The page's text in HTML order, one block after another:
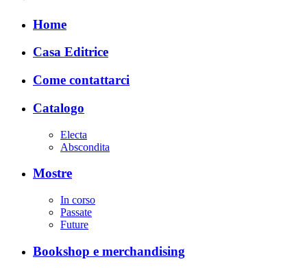
Home
Casa Editrice
Come contattarci
Catalogo
Electa
Abscondita
Mostre
In corso
Passate
Future
Bookshop e merchandising